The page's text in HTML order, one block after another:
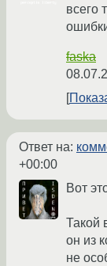
всего
faska
Ответ на:
+00:00
Вот
Такой
он из
не